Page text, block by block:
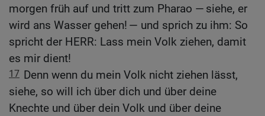
morgen früh auf und tritt zum Pharao — siehe, er
wird ans Wasser gehen! — und sprich zu ihm: So
spricht der HERR: Lass mein Volk ziehen, damit
es mir dient!
17 Denn wenn du mein Volk nicht ziehen lässt,
siehe, so will ich über dich und über deine
Knechte und über dein Volk und über deine